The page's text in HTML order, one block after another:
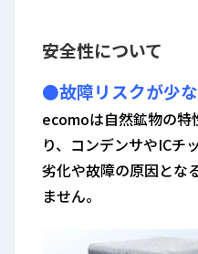
安全性について
●故障リスクが少
ecomoは自然鉱物の特
り、コンデンサやICチ
劣化や故障の原因とな
ません。